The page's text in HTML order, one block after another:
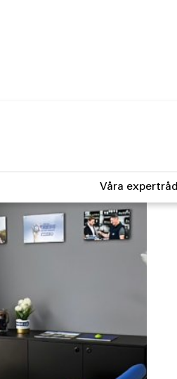
Våra expertråd